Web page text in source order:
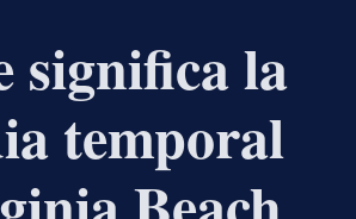
significa la
temporal